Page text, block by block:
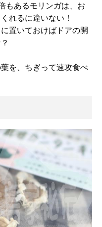
もあるモリンガは、お
れるに違いない！
置いておけばドアの開
を、ちぎって速攻食べ